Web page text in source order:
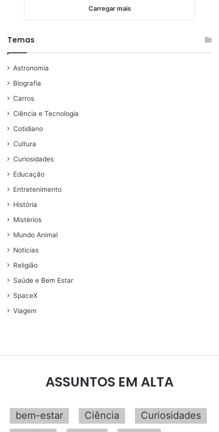
Carregar mais
Temas
Astronomia
Biografia
Carros
Ciência e Tecnologia
Cotidiano
Cultura
Curiosidades
Educação
Entretenimento
História
Mistérios
Mundo Animal
Noticias
Religião
Saúde e Bem Estar
SpaceX
Viagem
ASSUNTOS EM ALTA
bem-estar Ciência
Curiosidades